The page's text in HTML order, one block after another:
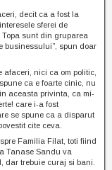
decit ca a fost la
sferei de
sunt din gruparea
businessului”, spun doar
nici ca om politic,
ca e foarte cinic, nu
aceasta privinta, ca mi-
care i-a fost
se spune ca a disparut
cite ceva.
Familia Filat, toti fiind
Tanase Sandu va
dar trebuie curaj si bani.